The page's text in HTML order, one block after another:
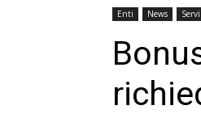
Enti News